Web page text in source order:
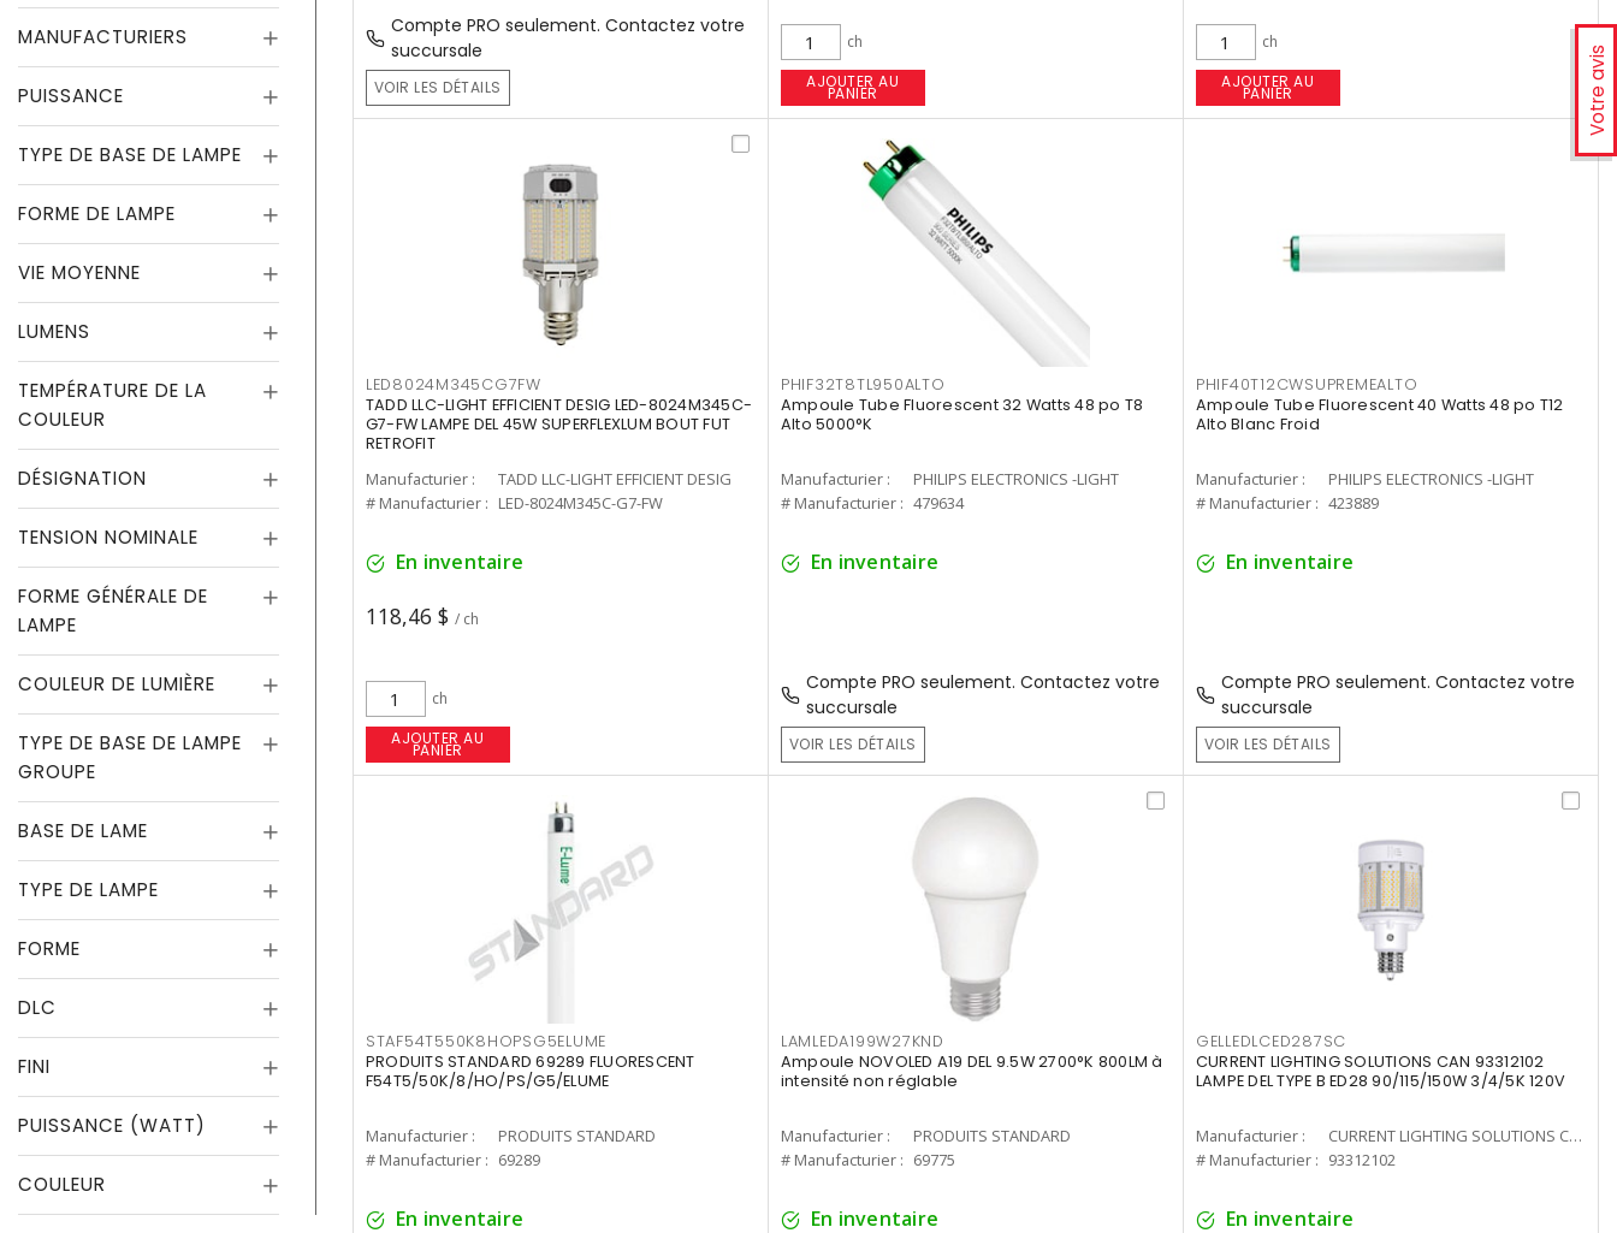
Votre avis
MANUFACTURIERS
PUISSANCE
TYPE DE BASE DE LAMPE
FORME DE LAMPE
VIE MOYENNE
LUMENS
TEMPÉRATURE DE LA
COULEUR
DÉSIGNATION
TENSION NOMINALE
FORME GÉNÉRALE DE
LAMPE
COULEUR DE LUMIÈRE
TYPE DE BASE DE LAMPE
GROUPE
BASE DE LAME
TYPE DE LAMPE
FORME
DLC
FINI
PUISSANCE (WATT)
COULEUR
Compte PRO seulement. Contactez votre
succursale
VOIR LES DÉTAILS
ch
AJOUTER AU
PANIER
ch
AJOUTER AU
PANIER
LED8024M345CG7FW
TADD LLC-LIGHT EFFICIENT DESIG LED-8024M345C-
G7-FW LAMPE DEL 45W SUPERFLEXLUM BOUT FUT
RETROFIT
Manufacturier :
TADD LLC-LIGHT EFFICIENT DESIG
# Manufacturier : LED-8024M345C-G7-FW
En inventaire
118,46 $ / ch
ch
AJOUTER AU
PANIER
PHIF32T8TL950ALTO
Ampoule Tube Fluorescent 32 Watts 48 po T8
Alto 5000°K
Manufacturier :
PHILIPS ELECTRONICS -LIGHT
# Manufacturier : 479634
En inventaire
Compte PRO seulement. Contactez votre
succursale
VOIR LES DÉTAILS
PHIF40T12CWSUPREMEALTO
Ampoule Tube Fluorescent 40 Watts 48 po T12
Alto Blanc Froid
Manufacturier :
PHILIPS ELECTRONICS -LIGHT
# Manufacturier : 423889
En inventaire
Compte PRO seulement. Contactez votre
succursale
VOIR LES DÉTAILS
STAF54T550K8HOPSG5ELUME
PRODUITS STANDARD 69289 FLUORESCENT
F54T5/50K/8/HO/PS/G5/ELUME
Manufacturier :
PRODUITS STANDARD
# Manufacturier : 69289
En inventaire
LAMLEDA199W27KND
Ampoule NOVOLED A19 DEL 9.5W 2700°K 800LM à
intensité non réglable
Manufacturier :
PRODUITS STANDARD
# Manufacturier : 69775
En inventaire
GELLEDLCED287SC
CURRENT LIGHTING SOLUTIONS CAN 93312102
LAMPE DEL TYPE B ED28 90/115/150W 3/4/5K 120V
Manufacturier :
CURRENT LIGHTING SOLUTIONS CAN
# Manufacturier : 93312102
En inventaire